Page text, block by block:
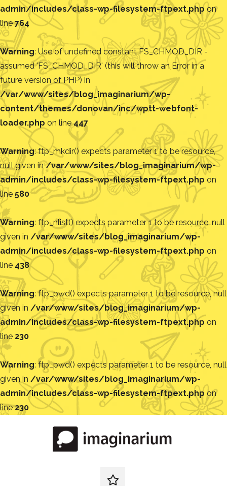
admin/includes/class-wp-filesystem-ftpext.php on
line764
Warning: Use of undefined constant FS_CHMOD_DIR -
assumed 'FS_CHMOD_DIR' (this will throw an Error in a
future version of PHP) in
/var/www/sites/blog_imaginarium/wp-
content/themes/donovan/inc/wptt-webfont-
loader.php on line447
Warning: ftp_mkdir() expects parameter 1 to be resource,
null given in/var/www/sites/blog_imaginarium/wp-
admin/includes/class-wp-filesystem-ftpext.php on
line 580
Warning: ftp_nlist() expects parameter 1 to be resource, null
given in /var/www/sites/blog_imaginarium/wp-
admin/includes/class-wp-filesystem-ftpext.php on
line 438
Warning: ftp_pwd() expects parameter 1 to be resource, null
given in /var/www/sites/blog_imaginarium/wp-
admin/includes/class-wp-filesystem-ftpext.php on
line 230
Warning: ftp_pwd() expects parameter 1 to be resource, null
given in /var/www/sites/blog_imaginarium/wp-
admin/includes/class-wp-filesystem-ftpext.php on
line230
redes